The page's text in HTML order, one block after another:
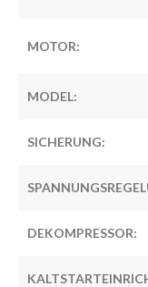
MOTOR:
MODEL:
SICHERUNG:
DEKOMPRESSOR: